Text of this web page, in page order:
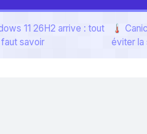
11 26H2 arrive : tout
savoir
🌡️
éviter la